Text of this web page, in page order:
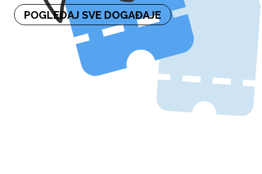
POGLEDAJ SVE DOGAĐAJE